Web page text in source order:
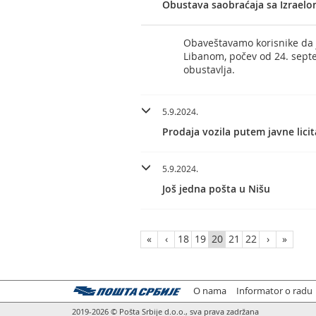
Obustava saobraćaja sa
Obaveštavamo korisnike
Libanom, počev od 24.
obustavlja.
5.9.2024.
Prodaja vozila putem javne
5.9.2024.
Još jedna pošta u Nišu
« ‹ 18 19 20 21 22 › »
O nama Informator o radu
2019-2026 © Pošta Srbije d.o.o., sva prava zadržana